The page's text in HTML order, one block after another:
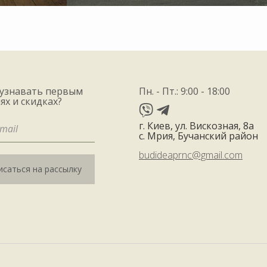
первым
и скидках?
на рассылку
Пн. - Пт.: 9:00 - 18:00
г. Киев, ул. Вискозная, 8а
с. Мрия, Бучанский район
budideaprnc@gmail.com